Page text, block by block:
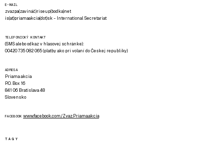
E-MAIL
zvazpa(zavináč)riseup(bodka)net
is(at)priamaakcia(dot)sk - International Secretariat
TELEFONICKÝ KONTAKT
(SMS alebo odkaz v hlasovej schránke):
00420 735 082 065 (platby ako pri volaní do Českej republiky)
ADRESA
Priama akcia
P.O. Box 16
841 06 Bratislava 48
Slovensko
FACEBOOK www.facebook.com/Zvaz.Priama.akcia
TAGY